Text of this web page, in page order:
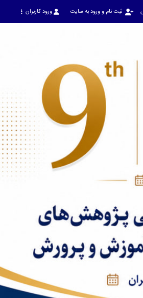
ثبت نام و ورود به سایت ورود کاربران